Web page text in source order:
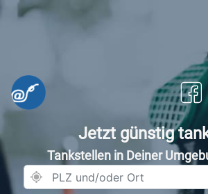
Jetzt günstig
Tankstellen in Deiner